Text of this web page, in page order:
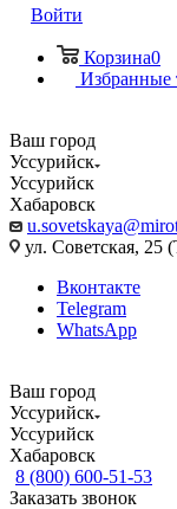
Войти
Корзина0
Избранные
Ваш город
Уссурийск
Уссурийск
Хабаровск
ул. Советская, 25
Вконтакте
Telegram
WhatsApp
Ваш город
Уссурийск
Уссурийск
Хабаровск
8 (800) 600-51-53
Заказать звонок